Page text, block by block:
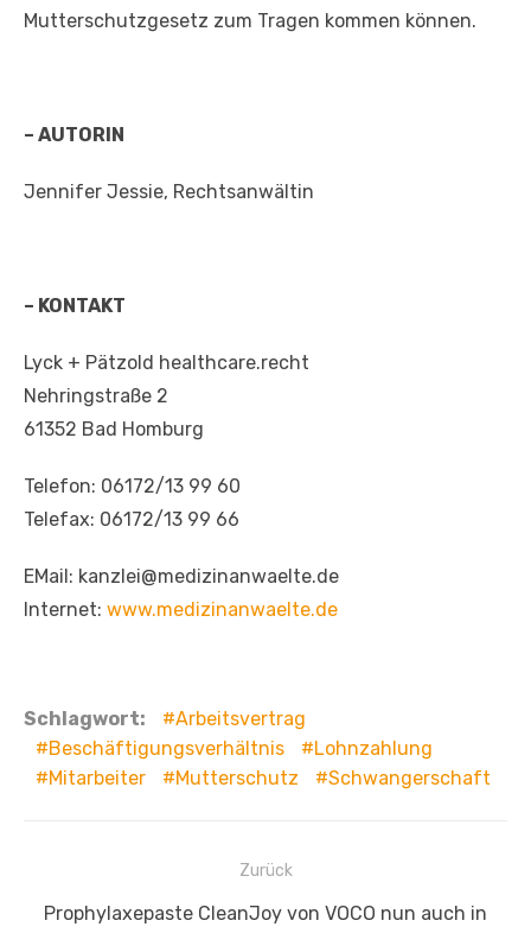
Mutterschutzgesetz zum Tragen kommen können.
– AUTORIN
Jennifer Jessie, Rechtsanwältin
– KONTAKT
Lyck + Pätzold healthcare.recht
Nehringstraße 2
61352 Bad Homburg
Telefon: 06172/13 99 60
Telefax: 06172/13 99 66
E­Mail: kanzlei@medizinanwaelte.de
Internet: www.medizinanwaelte.de
Schlagwort:
Arbeitsvertrag
Beschäftigungsverhältnis
Lohnzahlung
Mitarbeiter
Mutterschutz Schwangerschaft
Beitragsnavigation
Zurück
Vorheriger
Prophylaxepaste CleanJoy von VOCO nun auch in